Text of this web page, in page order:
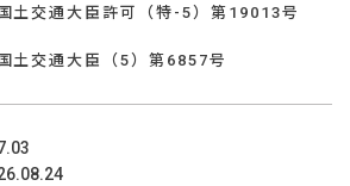
土交通大臣許可（特-5）第19013号
土交通大臣（5）第6857号